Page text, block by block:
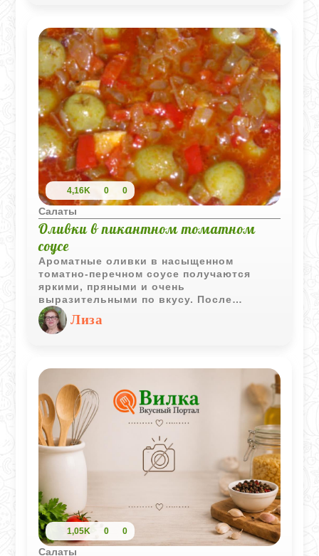
4,16K 0 0
Салаты
Оливки в пикантном томатном
соусе
Ароматные оливки в насыщенном
томатно-перечном соусе получаются
яркими, пряными и очень
выразительными по вкусу. После
охлаждения закуска становится еще
насыщеннее и отлично подходит к хлебу,
мясу или горячим лепешкам.
Лиза
1,05K 0 0
Салаты